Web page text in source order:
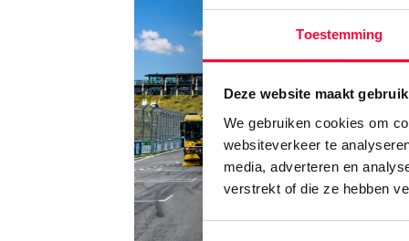
Toestemming
Deze website maakt
We gebruiken cookies om
websiteverkeer te
media, adverteren en
verstrekt of die ze hebben